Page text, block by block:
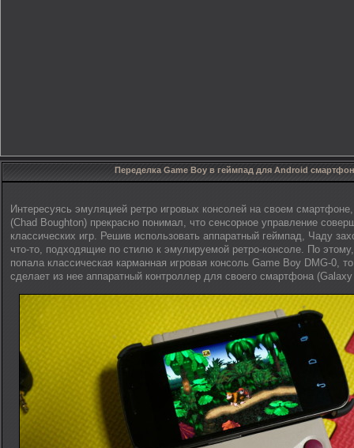
Переделка Game Boy в геймпад для Android
Интересуясь эмуляцией ретро игровых консолей на своем
(Chad Boughton) прекрасно понимал, что сенсорное управление
классических игр. Решив использовать аппаратный геймпад, Чаду
что-то, подходящие по стилю к эмулируемой ретро-консоле. По
попала классическая карманная игровая консоль Game Boy DMG-0,
сделает из нее аппаратный контроллер для своего смартфона